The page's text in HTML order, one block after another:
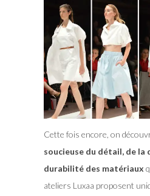
Cette fois encore, on
soucieuse du détail, de la
durabilité des matériaux
ateliers Luxaa proposent